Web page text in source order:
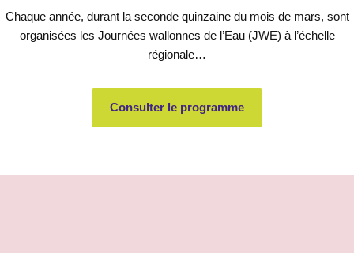
Chaque année, durant la seconde quinzaine du mois de mars, sont
organisées les Journées wallonnes de l’Eau (JWE) à l’échelle
régionale…
Consulter le programme